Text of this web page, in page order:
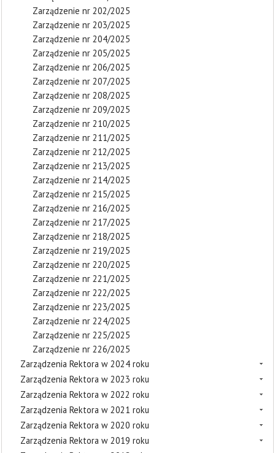
Zarządzenie nr 202/2025
Zarządzenie nr 203/2025
Zarządzenie nr 204/2025
Zarządzenie nr 205/2025
Zarządzenie nr 206/2025
Zarządzenie nr 207/2025
Zarządzenie nr 208/2025
Zarządzenie nr 209/2025
Zarządzenie nr 210/2025
Zarządzenie nr 211/2025
Zarządzenie nr 212/2025
Zarządzenie nr 213/2025
Zarządzenie nr 214/2025
Zarządzenie nr 215/2025
Zarządzenie nr 216/2025
Zarządzenie nr 217/2025
Zarządzenie nr 218/2025
Zarządzenie nr 219/2025
Zarządzenie nr 220/2025
Zarządzenie nr 221/2025
Zarządzenie nr 222/2025
Zarządzenie nr 223/2025
Zarządzenie nr 224/2025
Zarządzenie nr 225/2025
Zarządzenie nr 226/2025
Zarządzenia Rektora w 2024 roku
Zarządzenia Rektora w 2023 roku
Zarządzenia Rektora w 2022 roku
Zarządzenia Rektora w 2021 roku
Zarządzenia Rektora w 2020 roku
Zarządzenia Rektora w 2019 roku